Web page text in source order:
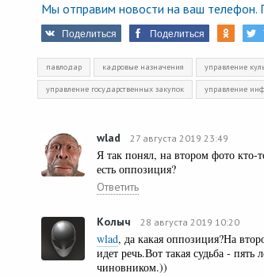
Мы отправим новости на ваш телефон.
Поделиться Поделиться
павлодар кадровые назначения управление
управление государственных закупок управление
wlad 27 августа 2019 23:49
Я так понял, на втором фото кто-
есть оппозиция?
Ответить
Колыч 28 августа 2019 10:20
wlad, да какая оппозиция?На
идет речь.Вот такая судьба - пять
чиновником.))